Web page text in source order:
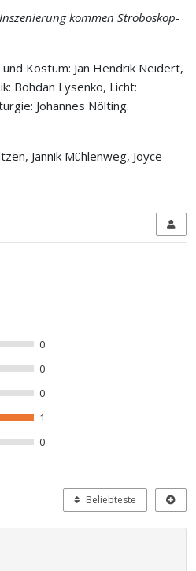
kommen Stroboskop-
Kostüm: Jan Hendrik Neidert,
Bohdan Lysenko, Licht:
Johannes Nölting.
Jannik Mühlenweg, Joyce
0
0
0
1
0
Beliebteste